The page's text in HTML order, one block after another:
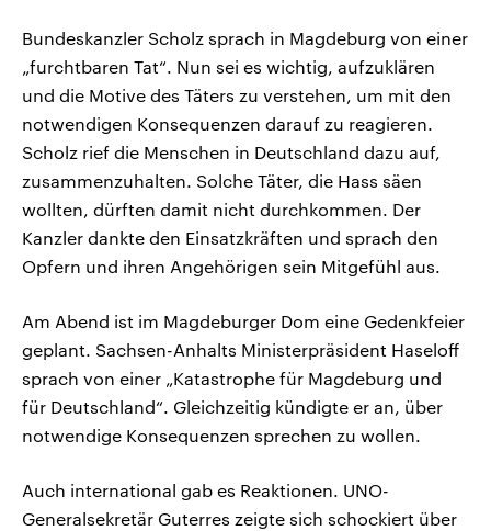
Bundeskanzler Scholz sprach in Magdeburg von einer
„furchtbaren Tat“. Nun sei es wichtig, aufzuklären
und die Motive des Täters zu verstehen, um mit den
notwendigen Konsequenzen darauf zu reagieren.
Scholz rief die Menschen in Deutschland dazu auf,
zusammenzuhalten. Solche Täter, die Hass säen
wollten, dürften damit nicht durchkommen. Der
Kanzler dankte den Einsatzkräften und sprach den
Opfern und ihren Angehörigen sein Mitgefühl aus.
Am Abend ist im Magdeburger Dom eine Gedenkfeier
geplant. Sachsen-Anhalts Ministerpräsident Haseloff
sprach von einer „Katastrophe für Magdeburg und
für Deutschland“. Gleichzeitig kündigte er an, über
notwendige Konsequenzen sprechen zu wollen.
Auch international gab es Reaktionen. UNO-
Generalsekretär Guterres zeigte sich schockiert über